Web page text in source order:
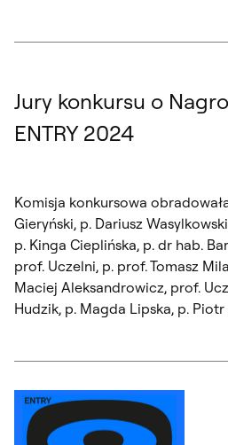
Jury konkursu o
ENTRY 2024
Komisja konkursowa
Gieryński, p. Dariusz
p. Kinga Cieplińska, p. dr hab.
prof. Uczelni, p. prof. Tomasz
Maciej Aleksandrowicz, prof.
Hudzik, p. Magda Lipska, p.